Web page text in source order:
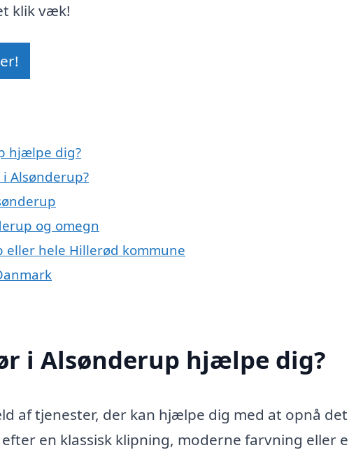
klik væk!
hjælpe dig?
Alsønderup?
og omegn
hele Hillerød kommune
i Alsønderup hjælpe dig?
af tjenester, der kan hjælpe dig med at opnå det
en klassisk klipning, moderne farvning eller